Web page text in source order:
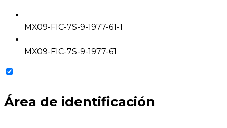
MX09-FIC-7S-9-1977-61-1
MX09-FIC-7S-9-1977-61
Área de identificación